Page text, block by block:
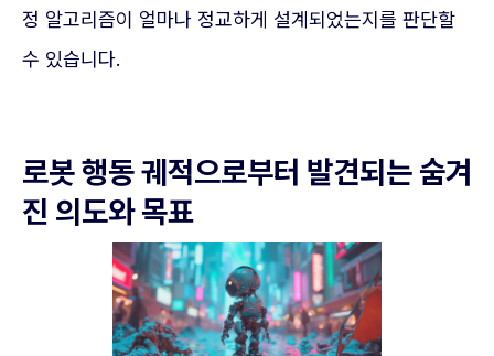
정 알고리즘이 얼마나 정교하게 설계되었는지를 판단할
수 있습니다.
로봇 행동 궤적으로부터 발견되는 숨겨
진 의도와 목표